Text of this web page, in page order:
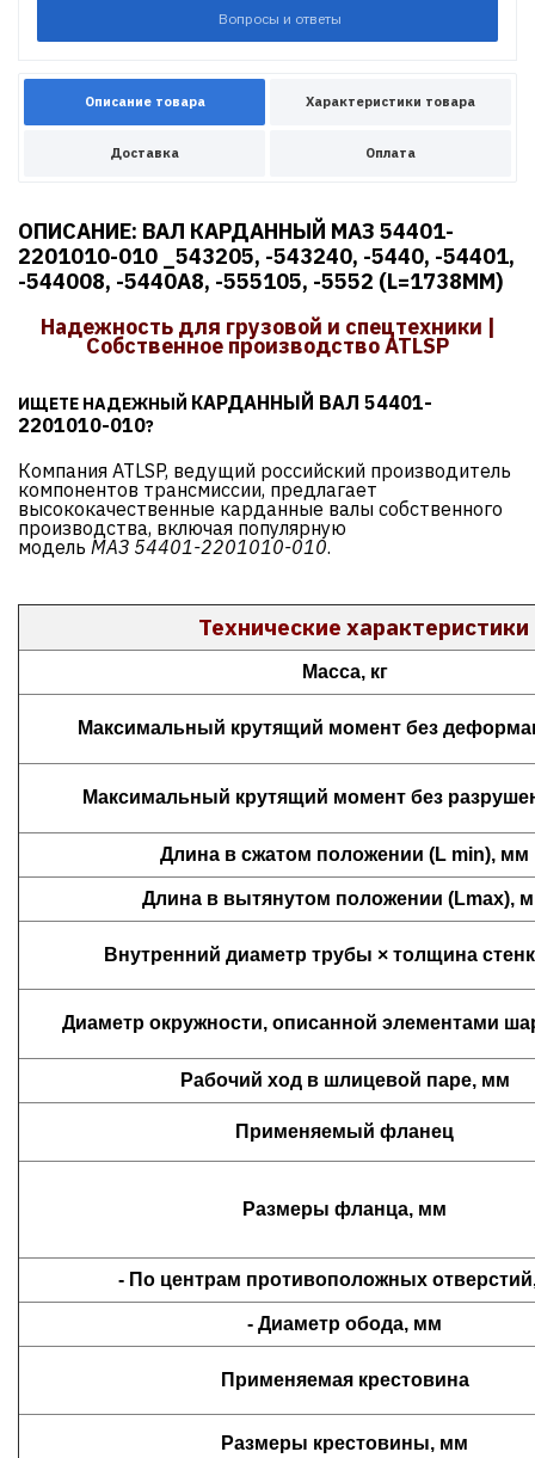
Вопросы и ответы
Описание товара Характеристики товара
Доставка Оплата
ОПИСАНИЕ: ВАЛ КАРДАННЫЙ МАЗ 54401-
2201010-010 _543205, -543240, -5440, -54401,
-544008, -5440А8, -555105, -5552 (L=1738MM)
Надежность для грузовой и спецтехники |
Собственное производство ATLSP
ИЩЕТЕ НАДЕЖНЫЙ КАРДАННЫЙ ВАЛ 54401-
2201010-010?
Компания ATLSP, ведущий российский производитель
компонентов трансмиссии, предлагает
высококачественные карданные валы собственного
производства, включая популярную
модель МАЗ 54401-2201010-010.
Технические характеристики
Масса, кг
Максимальный крутящий момент без
Максимальный крутящий момент без
Длина в сжатом положении (L min), мм
Длина в вытянутом положении (Lmax),
Внутренний диаметр трубы × толщина
Диаметр окружности, описанной элементами
Рабочий ход в шлицевой паре, мм
Применяемый фланец
Размеры фланца, мм
- По центрам противоположных
- Диаметр обода, мм
Применяемая крестовина
Размеры крестовины, мм